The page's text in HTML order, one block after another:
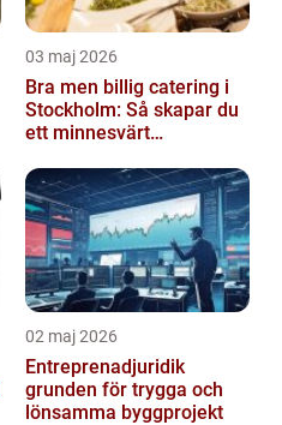
03 maj 2026
Bra men billig catering i
Stockholm: Så skapar du
ett minnesvärt
02 maj 2026
Entreprenadjuridik
grunden för trygga och
lönsamma byggprojekt